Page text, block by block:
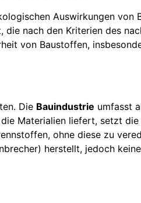
Auswirkungen von
nach den Kriterien des
von Baustoffen,
Die Bauindustrie umfasst
Materialien liefert, setzt
ohne diese zu
herstellt, jedoch